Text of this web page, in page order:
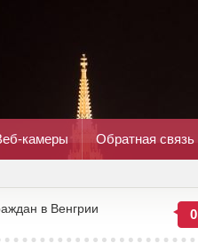
камеры Обратная связь
0
в Венгрии